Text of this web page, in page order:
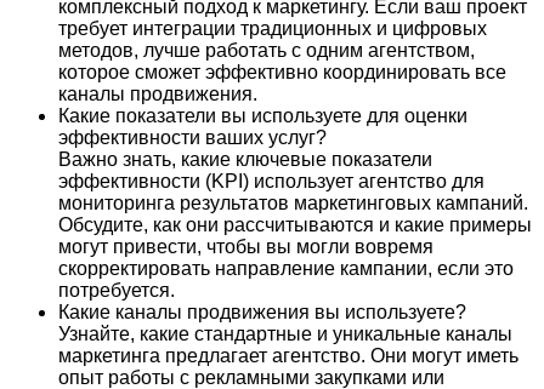
комплексный подход к маркетингу. Если ваш проект
требует интеграции традиционных и цифровых
методов, лучше работать с одним агентством,
которое сможет эффективно координировать все
каналы продвижения.
Какие показатели вы используете для оценки
эффективности ваших услуг?
Важно знать, какие ключевые показатели
эффективности (KPI) использует агентство для
мониторинга результатов маркетинговых кампаний.
Обсудите, как они рассчитываются и какие примеры
могут привести, чтобы вы могли вовремя
скорректировать направление кампании, если это
потребуется.
Какие каналы продвижения вы используете?
Узнайте, какие стандартные и уникальные каналы
маркетинга предлагает агентство. Они могут иметь
опыт работы с рекламными закупками или